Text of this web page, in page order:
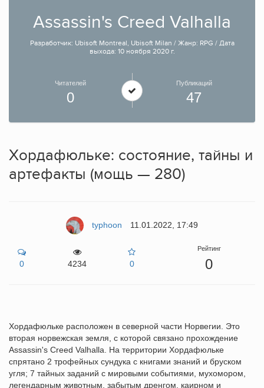
Assassin's Creed Valhalla
Разработчик: Ubisoft Montreal, Ubisoft Milan / Жанр: RPG / Дата
выхода: 10 ноября 2020 г.
Читателей
0
Публикаций
47
Хордафюльке: состояние, тайны и
артефакты (мощь — 280)
typhoon 11.01.2022, 17:49
0 4234 0
Рейтинг
0
Хордафюльке расположен в северной части Норвегии. Это
вторая норвежская земля, с которой связано прохождение
Assassin's Creed Valhalla. На территории Хордафюльке
спрятано 2 трофейных сундука с книгами знаний и бруском
угля; 7 тайных заданий с мировыми событиями, мухомором,
легендарным животным, забытым дренгом, каирном и